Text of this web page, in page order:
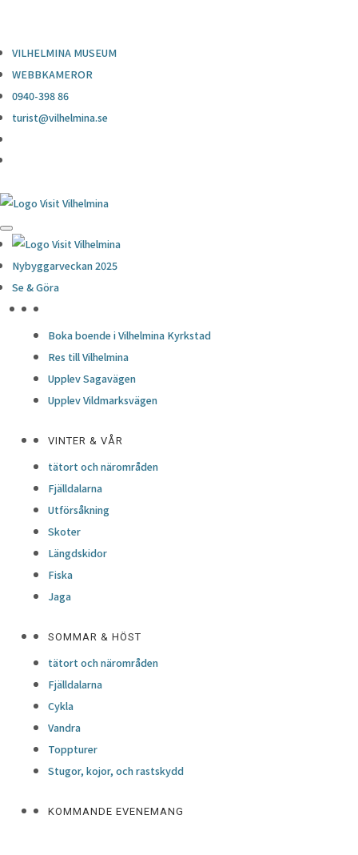
VILHELMINA MUSEUM
WEBBKAMEROR
0940-398 86
turist@vilhelmina.se
Nybyggarveckan 2025
Se & Göra
Boka boende i Vilhelmina Kyrkstad
Res till Vilhelmina
Upplev Sagavägen
Upplev Vildmarksvägen
VINTER & VÅR
tätort och närområden
Fjälldalarna
Utförsåkning
Skoter
Längdskidor
Fiska
Jaga
SOMMAR & HÖST
tätort och närområden
Fjälldalarna
Cykla
Vandra
Toppturer
Stugor, kojor, och rastskydd
KOMMANDE EVENEMANG